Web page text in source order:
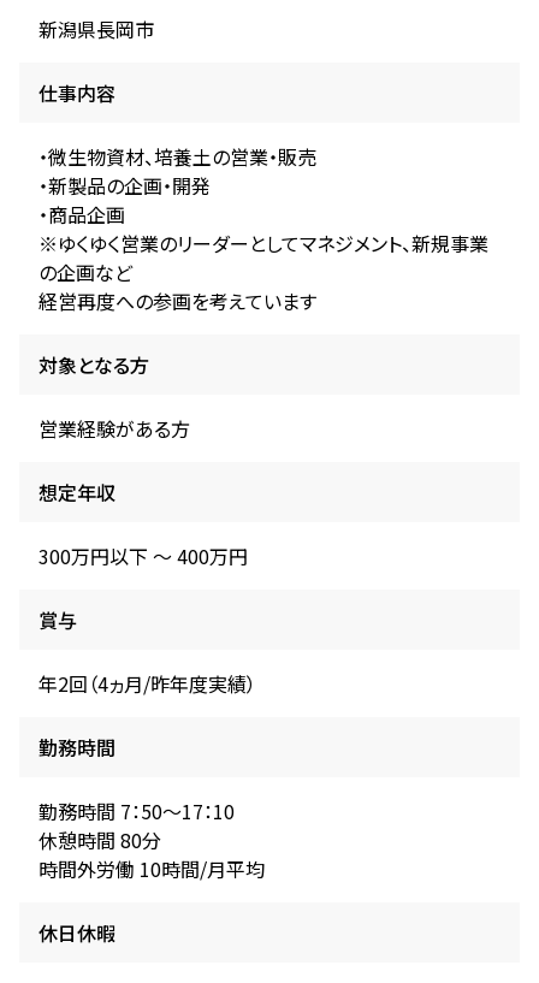
新潟県長岡市
仕事内容
・微生物資材、培養土の営業・販売
・新製品の企画・開発
・商品企画
※ゆくゆく営業のリーダーとしてマネジメント、新規事業
の企画など
経営再度への参画を考えています
対象となる方
営業経験がある方
想定年収
300万円以下 〜 400万円
賞与
年2回（4ヵ月/昨年度実績）
勤務時間
勤務時間 7：50～17：10
休憩時間 80分
時間外労働 10時間/月平均
休日休暇